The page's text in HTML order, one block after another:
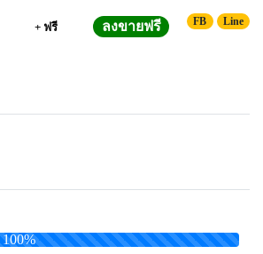
+ ฟรี ลงขายฟรี FB Line
100%